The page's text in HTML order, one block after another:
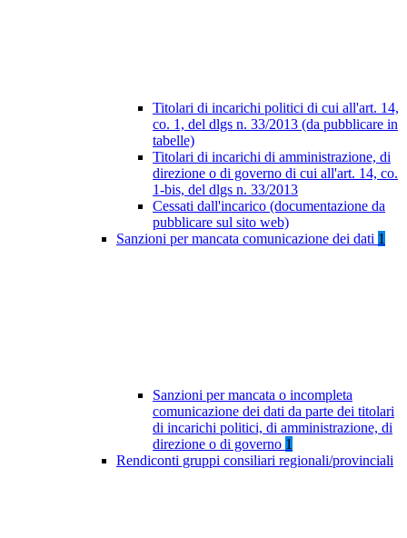
Titolari di incarichi politici di cui all'art. 14,
co. 1, del dlgs n. 33/2013 (da pubblicare in
tabelle)
Titolari di incarichi di amministrazione, di
direzione o di governo di cui all'art. 14, co.
1-bis, del dlgs n. 33/2013
Cessati dall'incarico (documentazione da
pubblicare sul sito web)
Sanzioni per mancata comunicazione dei dati 1
Sanzioni per mancata o incompleta
comunicazione dei dati da parte dei titolari
di incarichi politici, di amministrazione, di
direzione o di governo 1
Rendiconti gruppi consiliari regionali/provinciali